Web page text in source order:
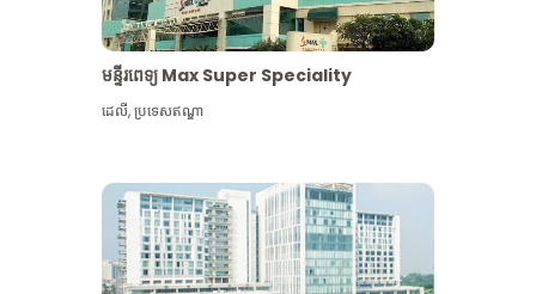
មន្ទីរពេទ្យ Max Super Speciality
ដេលី,ប្រទេសឥណ្ឌា